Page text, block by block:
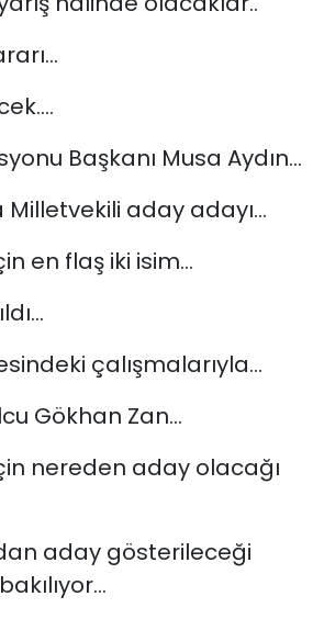
Başkanı Musa Aydın…
Milletvekili aday adayı…
en flaş iki isim…
çalışmalarıyla…
Gökhan Zan…
nereden aday olacağı
aday gösterileceği